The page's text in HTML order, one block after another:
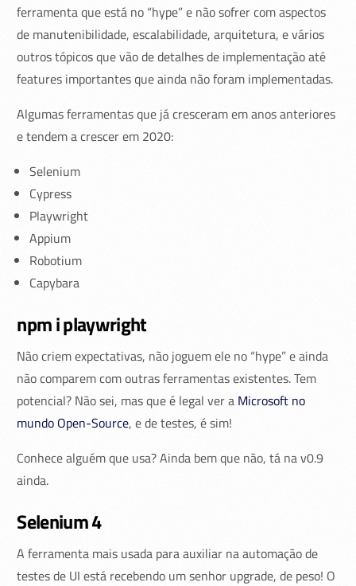
ferramenta que está no “hype” e não sofrer com aspectos
de manutenibilidade, escalabilidade, arquitetura, e vários
outros tópicos que vão de detalhes de implementação até
features importantes que ainda não foram implementadas.
Algumas ferramentas que já cresceram em anos anteriores
e tendem a crescer em 2020:
Selenium
Cypress
Playwright
Appium
Robotium
Capybara
npm i playwright
Não criem expectativas, não joguem ele no “hype” e ainda
não comparem com outras ferramentas existentes. Tem
potencial? Não sei, mas que é legal ver a Microsoft no
mundo Open-Source, e de testes, é sim!
Conhece alguém que usa? Ainda bem que não, tá na v0.9
ainda.
Selenium 4
A ferramenta mais usada para auxiliar na automação de
testes de UI está recebendo um senhor upgrade, de peso! O